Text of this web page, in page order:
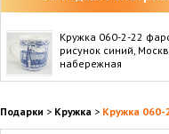
Кружка 060-2-22
рисунок синий,
набережная
Подарки > Кружка > Кружка 060-